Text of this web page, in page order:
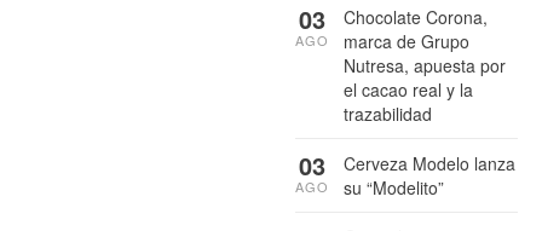
Chocolate Corona,
marca de Grupo
Nutresa, apuesta por
el cacao real y la
trazabilidad
03
AGO
Cerveza Modelo lanza
su “Modelito”
03
AGO